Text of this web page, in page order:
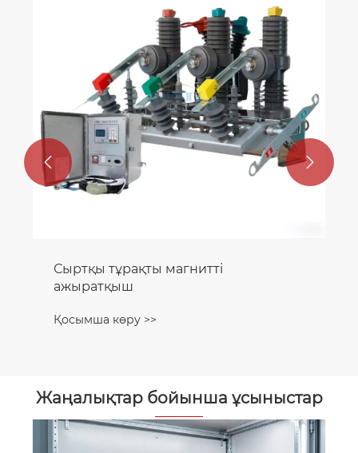
трансформаторы
Қосымша көру >>
 
Жаңалықтар бойынша ұсыныстар